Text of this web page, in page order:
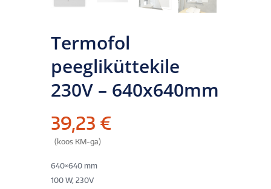
Termofol
peegliküttekile
230V – 640x640mm
39,23 €
(koos KM-ga)
640×640 mm
100 W, 230V